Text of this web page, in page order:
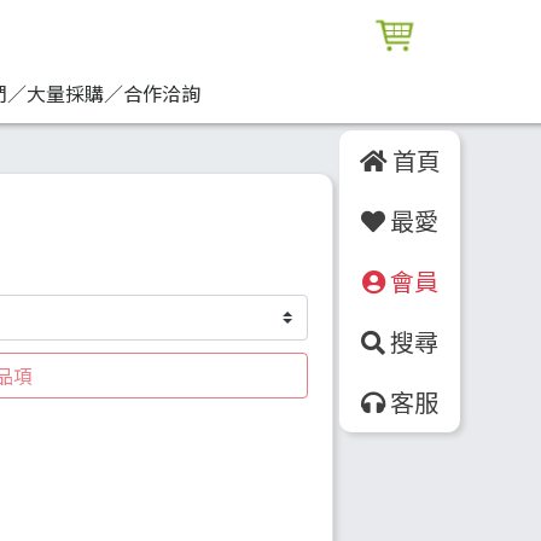
／大量採購／合作洽詢
首頁
最愛
會員
搜尋
客服
項